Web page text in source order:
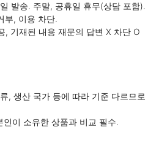
발송. 주말, 공휴일 휴무(상담 포함).
부, 이용 차단.
, 기재된 내용 재문의 답변 X 차단 O
, 생산 국가 등에 따라 기준 다르므로
이 소유한 상품과 비교 필수.